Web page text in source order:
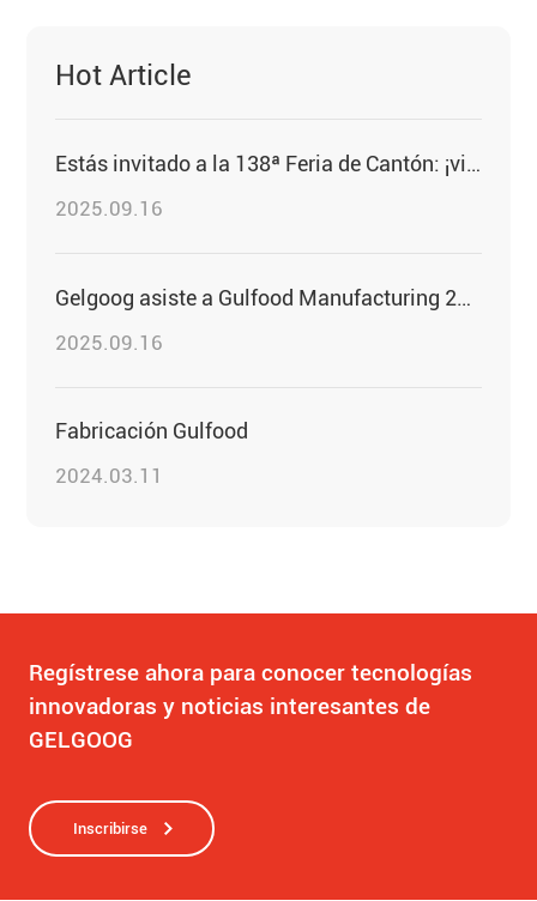
Hot Article
Estás invitado a la 138ª Feria de Cantón: ¡visita GELGOOG!
2025.09.16
Gelgoog asiste a Gulfood Manufacturing 2025 para presenciar las innovaciones en la industria alimentaria
2025.09.16
Fabricación Gulfood
2024.03.11
Regístrese ahora para conocer tecnologías
innovadoras y noticias interesantes de
GELGOOG
Inscribirse